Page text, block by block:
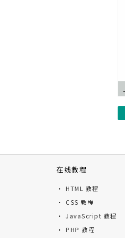
在线教程
· HTML 教程
· CSS 教程
· JavaScript 教程
· PHP 教程